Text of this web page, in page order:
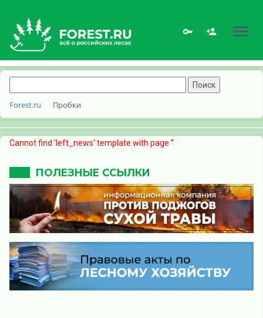
Forest.ru Пробки
Cannot find 'left_news' template with page ''
ПОЛЕЗНЫЕ ССЫЛКИ